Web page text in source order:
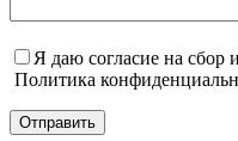
Я даю согласие на сбор
Политика
Отправить